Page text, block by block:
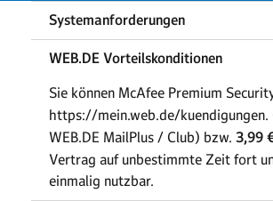
Systemanforderungen
WEB.DE Vorteilskonditionen
Sie können McAfee Premium
https://mein.web.de/kuendigungen.
WEB.DE MailPlus / Club) bzw. 3,99
Vertrag auf unbestimmte Zeit fort
einmalig nutzbar.